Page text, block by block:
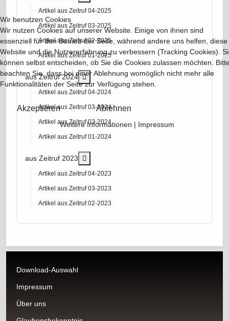
Artikel aus Zeitruf 04-2025
Artikel aus Zeitruf 03-2025
Artikel aus Zeitruf 02-2025
Artikel aus Zeitruf 01-2025
aus Zeitruf 2024 More about: aus Zeitruf 2024
Artikel aus Zeitruf 04-2024
Artikel aus Zeitruf 03-2024
Artikel aus Zeitruf 02-2024
Artikel aus Zeitruf 01-2024
aus Zeitruf 2023
Artikel aus Zeitruf 04-2023
Artikel aus Zeitruf 03-2023
Artikel aus Zeitruf 02-2023
Download-Auswahl
Impressum
Über uns
Wir benutzen Cookies
Wir nutzen Cookies auf unserer Website. Einige von ihnen sind
essenziell für den Betrieb der Seite, während andere uns helfen, diese
Website und die Nutzererfahrung zu verbessern (Tracking Cookies).
können selbst entscheiden, ob Sie die Cookies zulassen möchten.
beachten Sie, dass bei einer Ablehnung womöglich nicht mehr alle
Funktionalitäten der Seite zur Verfügung stehen.
Akzeptieren Ablehnen
Weitere Informationen | Impressum